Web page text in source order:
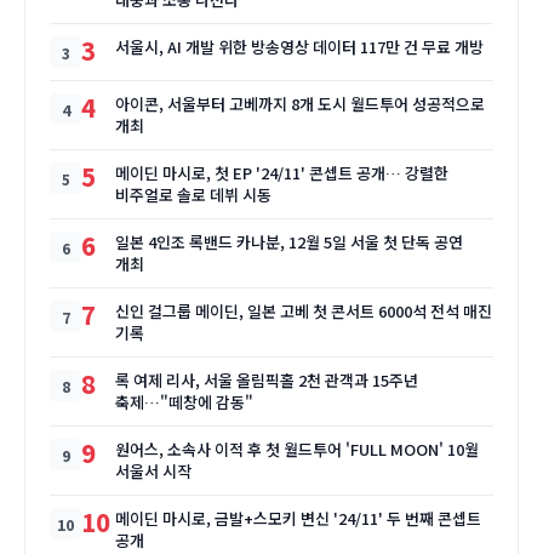
3 서울시, AI 개발 위한 방송영상 데이터 117만 건 무료 개방
4
아이콘, 서울부터 고베까지 8개 도시 월드투어 성공적으로
개최
5
메이딘 마시로, 첫 EP '24/11' 콘셉트 공개… 강렬한
비주얼로 솔로 데뷔 시동
6
일본 4인조 록밴드 카나분, 12월 5일 서울 첫 단독 공연
개최
7
신인 걸그룹 메이딘, 일본 고베 첫 콘서트 6000석 전석 매진
기록
8
록 여제 리사, 서울 올림픽홀 2천 관객과 15주년
축제…"떼창에 감동"
9
원어스, 소속사 이적 후 첫 월드투어 'FULL MOON' 10월
서울서 시작
10 메이딘 마시로, 금발+스모키 변신 '24/11' 두 번째 콘셉트
공개